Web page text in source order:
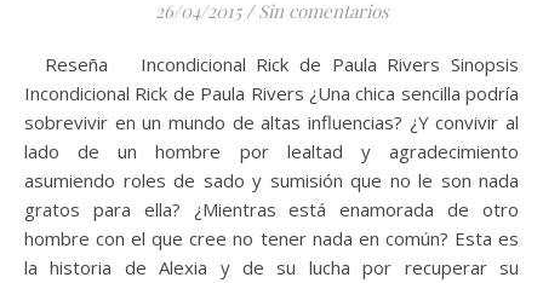
26/04/2015 / Sin comentarios
Reseña Incondicional Rick de Paula Rivers Sinopsis
Incondicional Rick de Paula Rivers ¿Una chica sencilla podría
sobrevivir en un mundo de altas influencias? ¿Y convivir al
lado de un hombre por lealtad y agradecimiento
asumiendo roles de sado y sumisión que no le son nada
gratos para ella? ¿Mientras está enamorada de otro
hombre con el que cree no tener nada en común? Esta es
la historia de Alexia y de su lucha por recuperar su